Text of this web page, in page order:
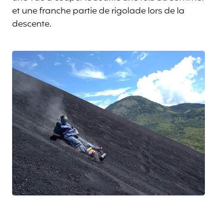
et une franche partie de rigolade lors de la
descente.